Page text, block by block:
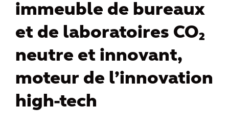
immeuble de bureaux
et de laboratoires CO₂
neutre et innovant,
moteur de l’innovation
high-tech